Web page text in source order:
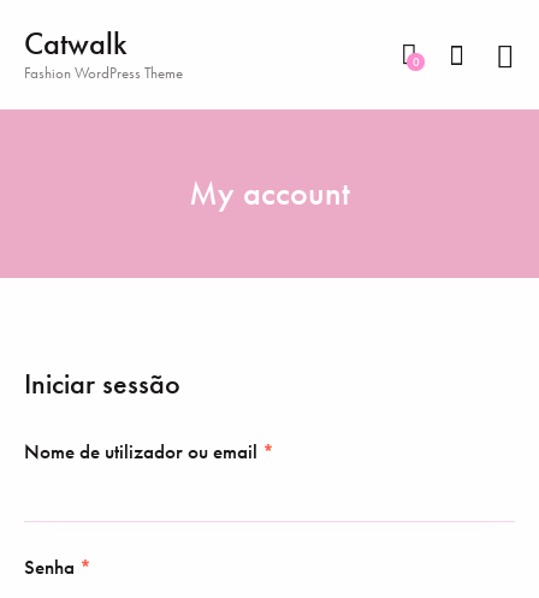
Catwalk
Fashion WordPress Theme
0
My account
Iniciar sessão
Nome de utilizador ou email *
Senha *